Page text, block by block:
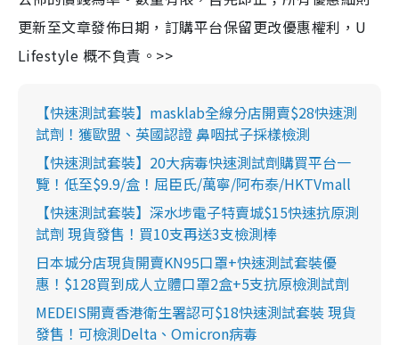
更新至文章發佈日期，訂購平台保留更改優惠權利，U
Lifestyle 概不負責。>>
【快速測試套裝】masklab全線分店開賣$28快速測
試劑！獲歐盟、英國認證 鼻咽拭子採樣檢測
【快速測試套裝】20大病毒快速測試劑購買平台一
覽！低至$9.9/盒！屈臣氏/萬寧/阿布泰/HKTVmall
【快速測試套裝】深水埗電子特賣城$15快速抗原測
試劑 現貨發售！買10支再送3支檢測棒
日本城分店現貨開賣KN95口罩+快速測試套裝優
惠！$128買到成人立體口罩2盒+5支抗原檢測試劑
MEDEIS開賣香港衛生署認可$18快速測試套裝 現貨
發售！可檢測Delta、Omicron病毒